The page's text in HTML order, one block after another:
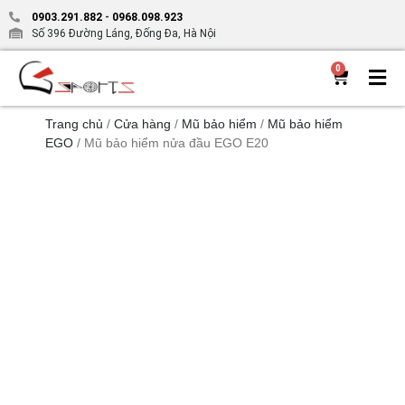
0903.291.882 - 0968.098.923
Số 396 Đường Láng, Đống Đa, Hà Nội
0
Trang chủ / Cửa hàng / Mũ bảo hiểm / Mũ bảo hiểm
EGO / Mũ bảo hiểm nửa đầu EGO E20